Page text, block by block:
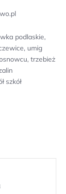
podlaskie,
umig
trzebież
szkół